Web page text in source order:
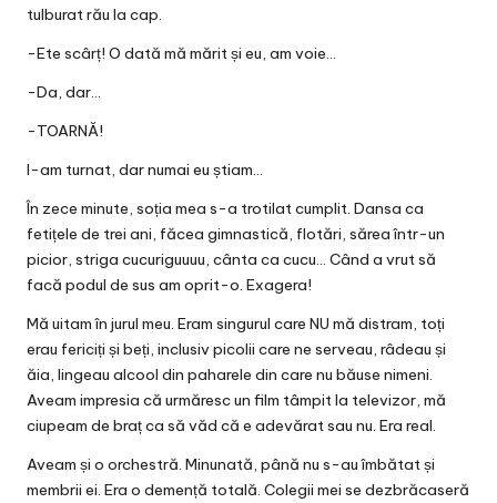
tulburat rău la cap.
-Ete scârț! O dată mă mărit și eu, am voie…
-Da, dar…
-TOARNĂ!
I-am turnat, dar numai eu știam…
În zece minute, soția mea s-a trotilat cumplit. Dansa ca
fetițele de trei ani, făcea gimnastică, flotări, sărea într-un
picior, striga cucuriguuuu, cânta ca cucu… Când a vrut să
facă podul de sus am oprit-o. Exagera!
Mă uitam în jurul meu. Eram singurul care NU mă distram, toți
erau fericiți și beți, inclusiv picolii care ne serveau, râdeau și
ăia, lingeau alcool din paharele din care nu băuse nimeni.
Aveam impresia că urmăresc un film tâmpit la televizor, mă
ciupeam de braț ca să văd că e adevărat sau nu. Era real.
Aveam și o orchestră. Minunată, până nu s-au îmbătat și
membrii ei. Era o demență totală. Colegii mei se dezbrăcaseră